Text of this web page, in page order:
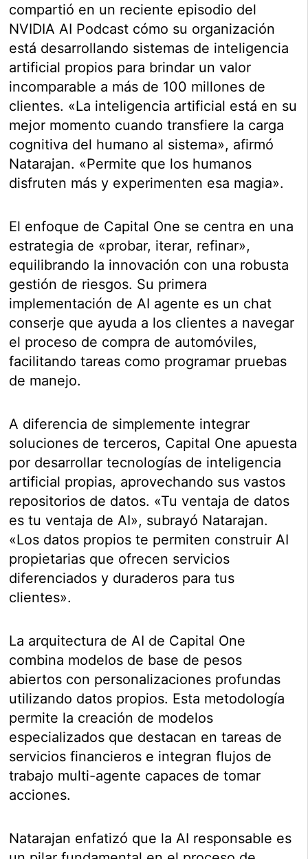
compartió en un reciente episodio del
NVIDIA AI Podcast cómo su organización
está desarrollando sistemas de inteligencia
artificial propios para brindar un valor
incomparable a más de 100 millones de
clientes. «La inteligencia artificial está en su
mejor momento cuando transfiere la carga
cognitiva del humano al sistema», afirmó
Natarajan. «Permite que los humanos
disfruten más y experimenten esa magia».
El enfoque de Capital One se centra en una
estrategia de «probar, iterar, refinar»,
equilibrando la innovación con una robusta
gestión de riesgos. Su primera
implementación de AI agente es un chat
conserje que ayuda a los clientes a navegar
el proceso de compra de automóviles,
facilitando tareas como programar pruebas
de manejo.
A diferencia de simplemente integrar
soluciones de terceros, Capital One apuesta
por desarrollar tecnologías de inteligencia
artificial propias, aprovechando sus vastos
repositorios de datos. «Tu ventaja de datos
es tu ventaja de AI», subrayó Natarajan.
«Los datos propios te permiten construir AI
propietarias que ofrecen servicios
diferenciados y duraderos para tus
clientes».
La arquitectura de AI de Capital One
combina modelos de base de pesos
abiertos con personalizaciones profundas
utilizando datos propios. Esta metodología
permite la creación de modelos
especializados que destacan en tareas de
servicios financieros e integran flujos de
trabajo multi-agente capaces de tomar
acciones.
Natarajan enfatizó que la AI responsable es